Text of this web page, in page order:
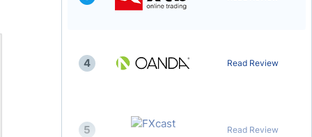
4 Read Review
5 Read Review